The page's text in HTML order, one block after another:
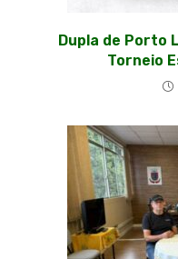
Dupla de Porto
Torneio